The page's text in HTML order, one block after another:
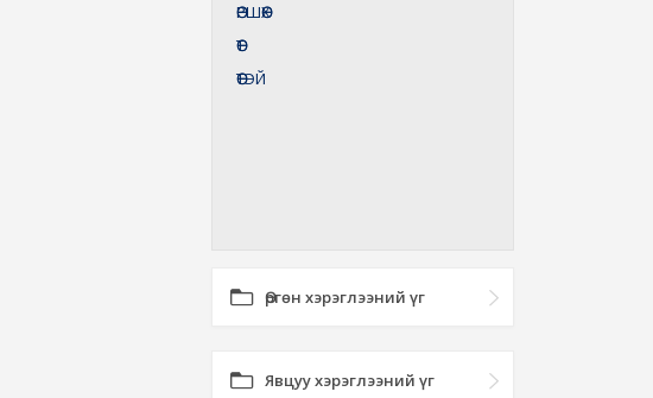
ӨӨРШӨӨХ
ӨӨТ
ӨӨТЭЙ
Өргөн хэрэглээний үг
Явцуу хэрэглээний үг